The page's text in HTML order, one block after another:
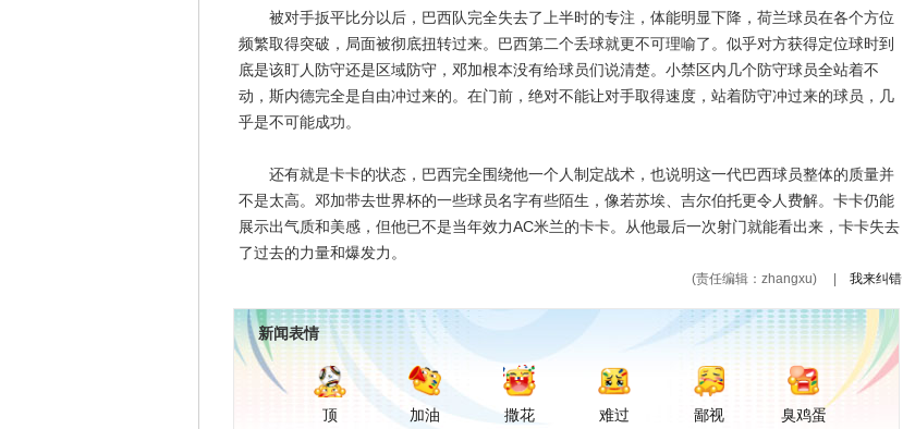
被对手扳平比分以后，巴西队完全失去了上半时的专注，体能明显下降，荷兰球员在各个方位
频繁取得突破，局面被彻底扭转过来。巴西第二个丢球就更不可理喻了。似乎对方获得定位球时到
底是该盯人防守还是区域防守，邓加根本没有给球员们说清楚。小禁区内几个防守球员全站着不
动，斯内德完全是自由冲过来的。在门前，绝对不能让对手取得速度，站着防守冲过来的球员，几
乎是不可能成功。
还有就是卡卡的状态，巴西完全围绕他一个人制定战术，也说明这一代巴西球员整体的质量并
不是太高。邓加带去世界杯的一些球员名字有些陌生，像若苏埃、吉尔伯托更令人费解。卡卡仍能
展示出气质和美感，但他已不是当年效力AC米兰的卡卡。从他最后一次射门就能看出来，卡卡失去
了过去的力量和爆发力。
(责任编辑：zhangxu) 我来纠错
新闻表情
顶 加油 撒花 难过 鄙视 臭鸡蛋